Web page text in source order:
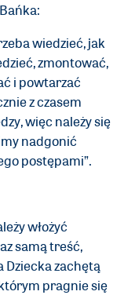
wiedzieć, jak
zmontować,
i powtarzać
z czasem
więc należy się
nadgonić
postępami”.
włożyć
samą treść,
Dziecka zachętą
pragnie się